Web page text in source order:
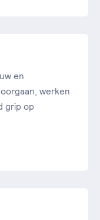
en
werken
grip op